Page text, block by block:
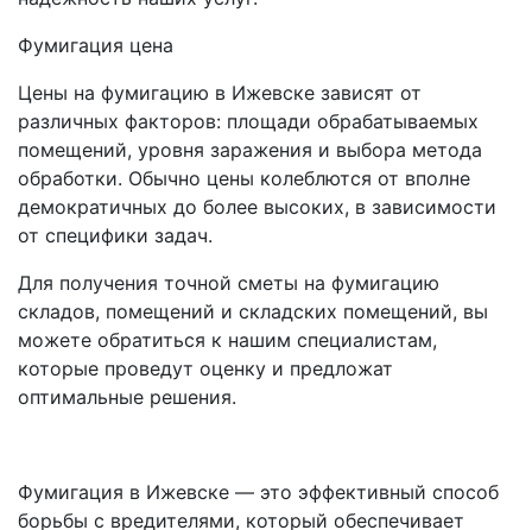
Фумигация цена
Цены на фумигацию в Ижевске зависят от
различных факторов: площади обрабатываемых
помещений, уровня заражения и выбора метода
обработки. Обычно цены колеблются от вполне
демократичных до более высоких, в зависимости
от специфики задач.
Для получения точной сметы на фумигацию
складов, помещений и складских помещений, вы
можете обратиться к нашим специалистам,
которые проведут оценку и предложат
оптимальные решения.
Фумигация в Ижевске — это эффективный способ
борьбы с вредителями, который обеспечивает